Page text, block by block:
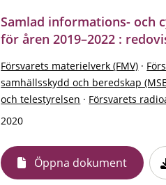
Samlad informations- och
för åren 2019–2022 :
Försvarets materielverk (FMV) ·
samhällsskydd och beredskap
och telestyrelsen · Försvarets
2020
Öppna dokument